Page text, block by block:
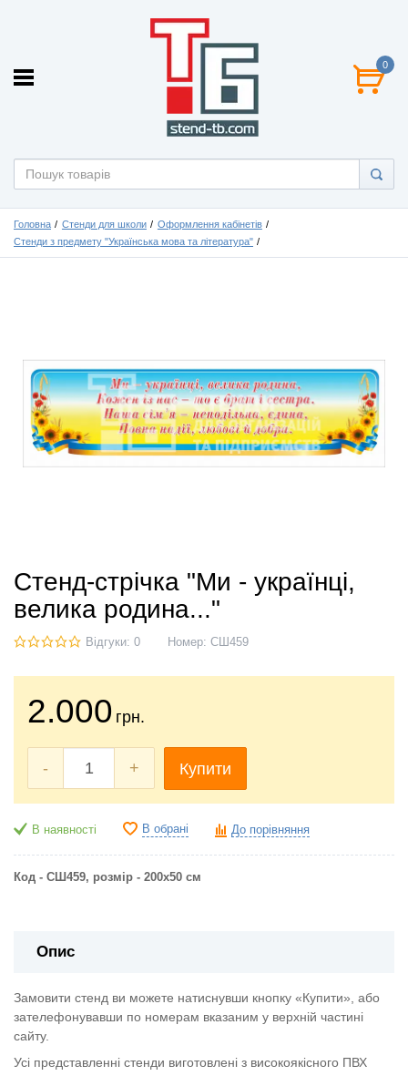
0
Головна Стенди для школи
Оформлення кабінетів
Стенди з предмету "Українська мова та література"
Стенд-стрічка "Ми - українці,
велика родина..."
Відгуки: 0 Номер: СШ459
2.000 грн.
- + Купити
В наявності В обрані До порівняння
Код - СШ459, розмір - 200х50 см
Опис
Замовити стенд ви можете натиснувши кнопку «Купити», або
зателефонувавши по номерам вказаним у верхній частині
сайту.
Усі представленні стенди виготовлені з високоякісного ПВХ